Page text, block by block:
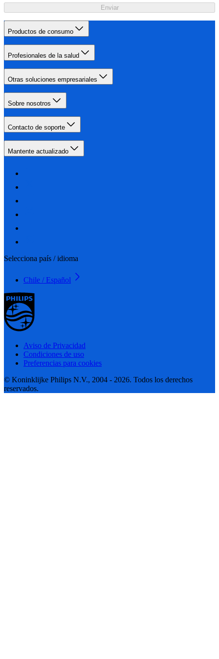
Enviar
Productos de consumo
Profesionales de la salud
Otras soluciones empresariales
Sobre nosotros
Contacto de soporte
Mantente actualizado
Selecciona país / idioma
Chile / Español
Aviso de Privacidad
Condiciones de uso
Preferencias para cookies
© Koninklijke Philips N.V., 2004 - 2026. Todos los derechos
reservados.